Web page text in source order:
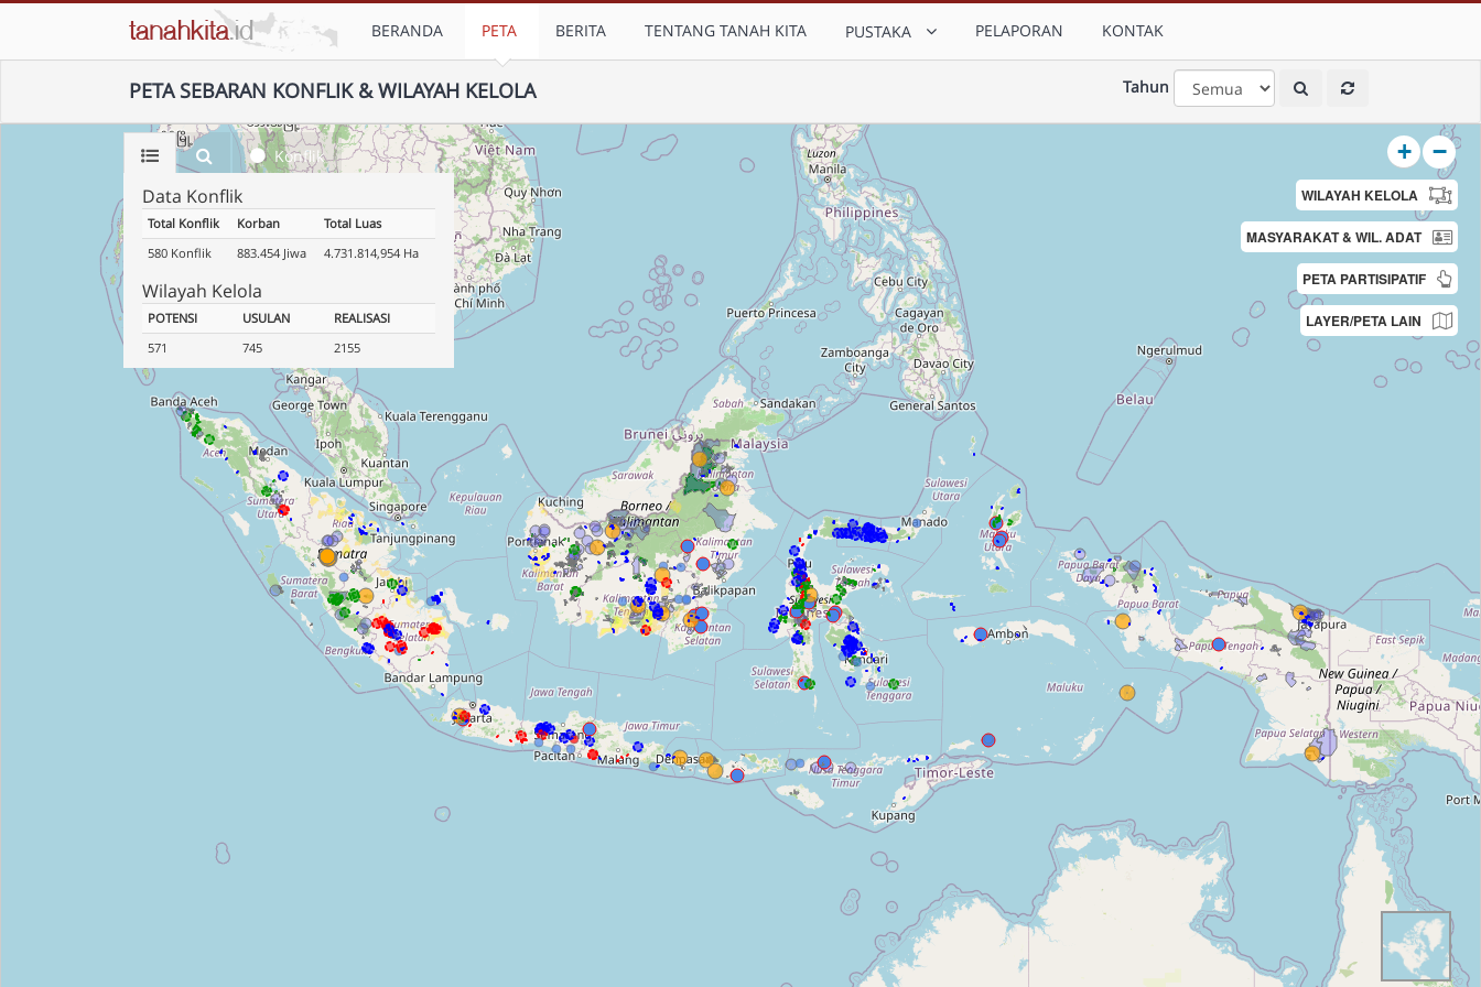
BERANDA PETA BERITA TENTANG TANAH KITA PUSTAKA PELAPORAN KONTAK
PETA SEBARAN KONFLIK & WILAYAH KELOLA Tahun
Konflik
Data Konflik
Total Konflik Korban
Total Luas
580 Konflik
883.454 Jiwa 4.731.814,954 Ha
Wilayah Kelola
POTENSI USULAN
REALISASI
571
745 2155
+ −
WILAYAH KELOLA
MASYARAKAT & WIL. ADAT
PETA PARTISIPATIF
LAYER/PETA LAIN